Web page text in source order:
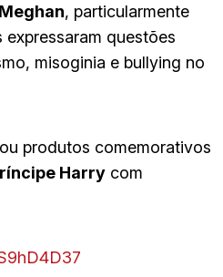
Meghan, particularmente
expressaram questões
misoginia e bullying no
produtos comemorativos
Harry com